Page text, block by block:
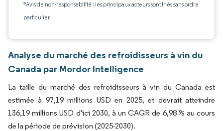
*Avis de non-responsabilité : les principaux acteurs sont triés sans ordre
particulier
Analyse du marché des refroidisseurs à vin du
Canada par Mordor Intelligence
La taille du marché des refroidisseurs à vin du Canada est
estimée à 97,19 millions USD en 2025, et devrait atteindre
136,19 millions USD d'ici 2030, à un CAGR de 6,98 % au cours
de la période de prévision (2025-2030).